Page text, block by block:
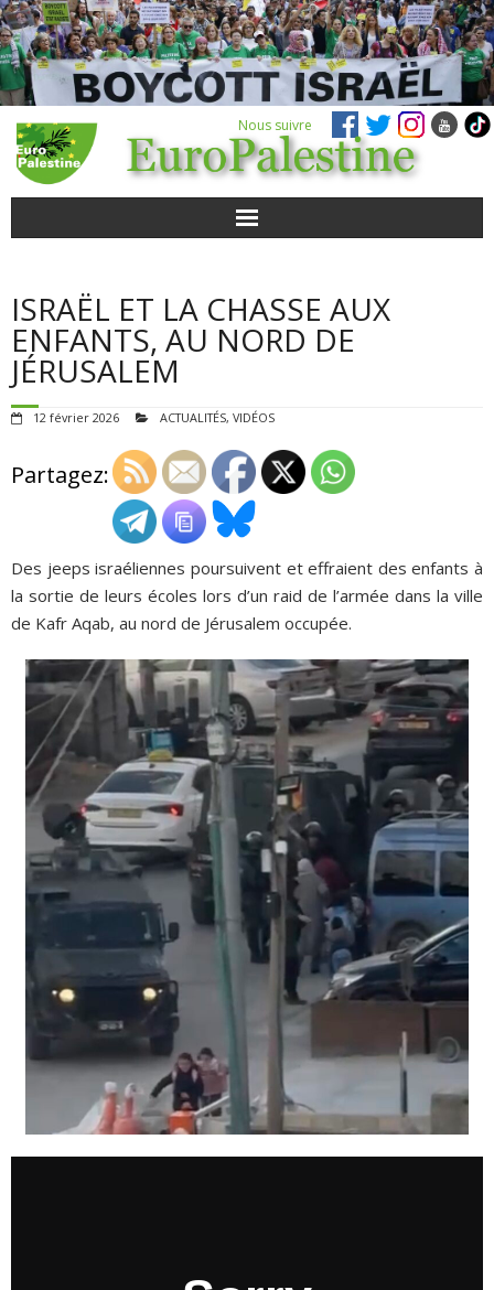
Nous suivre
POUR AGIR
AGENDA
QUI SOMMES-NOUS ?
ADHÉSIONS, DONS, CONTACT
ISRAËL ET LA CHASSE AUX
ENFANTS, AU NORD DE
JÉRUSALEM
12 février 2026 ACTUALITÉS, VIDÉOS
Partagez:
Des jeeps israéliennes poursuivent et effraient des enfants à
la sortie de leurs écoles lors d’un raid de l’armée dans la ville
de Kafr Aqab, au nord de Jérusalem occupée.